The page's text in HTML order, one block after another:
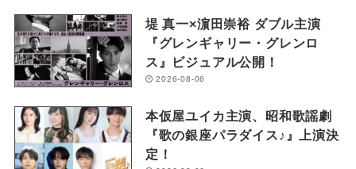
堤 真一×濵田崇裕 ダブル主演
『グレンギャリー・グレンロ
ス』ビジュアル公開！
2026-08-06
本仮屋ユイカ主演、昭和歌謡劇
『歌の銀座パラダイス♪』上演決
定！